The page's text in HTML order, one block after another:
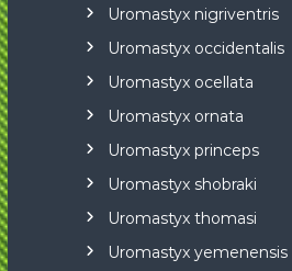
Uromastyx nigriventris
Uromastyx occidentalis
Uromastyx ocellata
Uromastyx ornata
Uromastyx princeps
Uromastyx shobraki
Uromastyx thomasi
Uromastyx yemenensis